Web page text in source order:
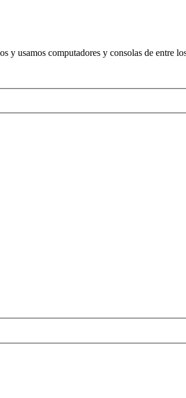
y usamos computadores y consolas de entre